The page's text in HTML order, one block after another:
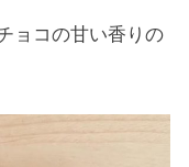
ョコの甘い香りの